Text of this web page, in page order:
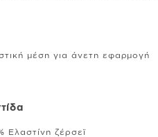
μέση για άνετη εφαρμογή
Ελαστίνη ζέρσεϊ